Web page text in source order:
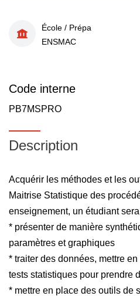
École / Prépa
ENSMAC
Code interne
PB7MSPRO
Description
Acquérir les méthodes et les
Maitrise Statistique des
enseignement, un étudiant
* présenter de manière
paramètres et graphiques
* traiter des données, mettre
tests statistiques pour prendre
* mettre en place des outils de